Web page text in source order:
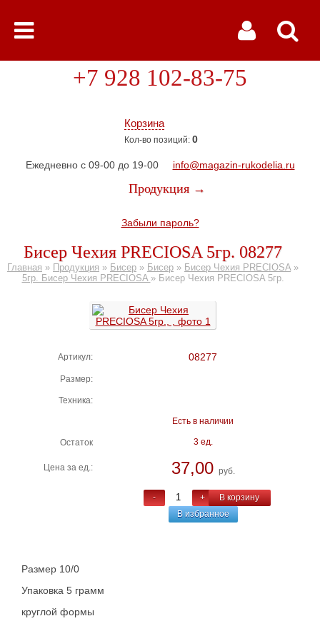
Корзина
Кол-во позиций: 0
+7 928 102-83-75
Ежедневно с 09-00 до 19-00 info@magazin-rukodelia.ru
Продукция →
Забыли пароль?
Бисер Чехия PRECIOSA 5гр. 08277
Главная » Продукция » Бисер » Бисер » Бисер Чехия PRECIOSA»
5гр. Бисер Чехия PRECIOSA » Бисер Чехия PRECIOSA 5гр.
Артикул: 08277
Размер:
Техника:
Есть в наличии
Остаток 3 ед.
Цена за ед.: 37,00 руб.
- +
В корзину
В избранное
Размер 10/0
Упаковка 5 грамм
круглой формы